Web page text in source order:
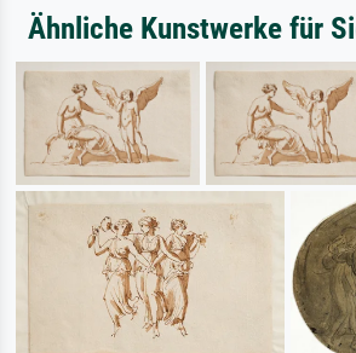
Ähnliche Kunstwerke für